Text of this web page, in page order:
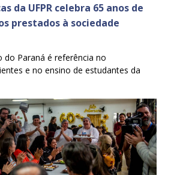
da UFPR celebra 65 anos de
prestados à sociedade
do Paraná é referência no
e no ensino de estudantes da